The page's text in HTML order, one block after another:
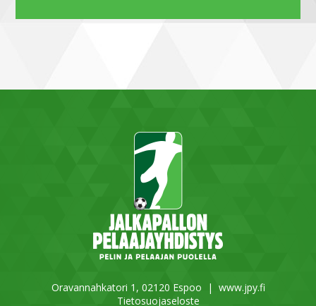
Oravannahkatori 1, 02120 Espoo | www.jpy.fi
Tietosuojaseloste